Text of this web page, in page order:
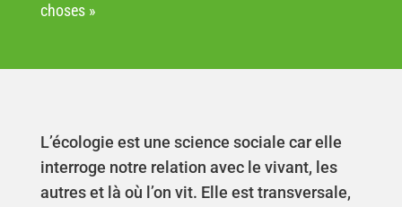
choses »
L’écologie est une science sociale car elle
interroge notre relation avec le vivant, les
autres et là où l’on vit. Elle est transversale,